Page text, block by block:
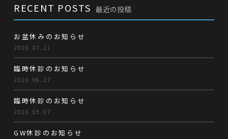
RECENT POSTS 最近の投稿
お盆休みのお知らせ
2026.07.21
臨時休診のお知らせ
2026.06.27
臨時休診のお知らせ
2026.05.07
GW休診のお知らせ